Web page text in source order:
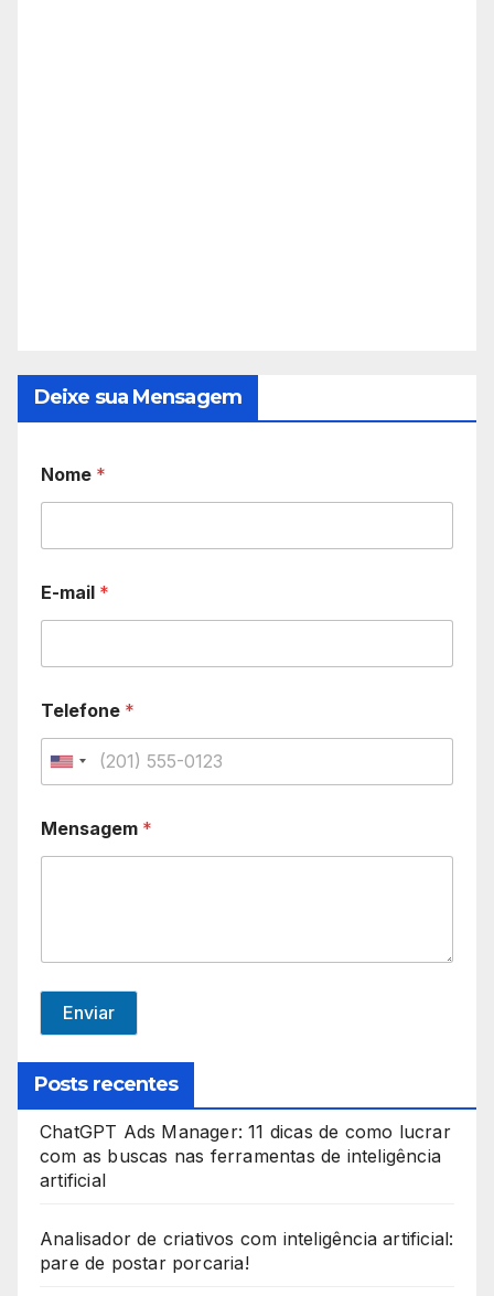
Deixe sua Mensagem
Nome *
E-mail *
Telefone *
U
i
S
a
t
s
+
Mensagem *
Enviar
Posts recentes
ChatGPT Ads Manager: 11 dicas de como lucrar
com as buscas nas ferramentas de inteligência
artificial
Analisador de criativos com inteligência artificial:
pare de postar porcaria!